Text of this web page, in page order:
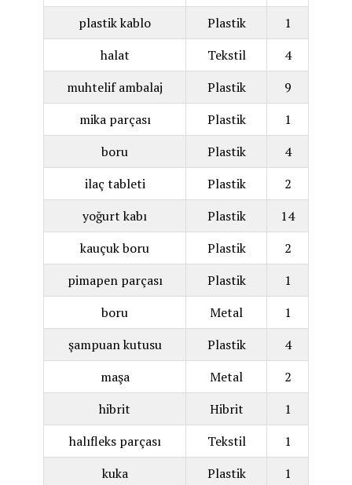
plastik kablo
Plastik
1
halat
Tekstil
4
muhtelif ambalaj
Plastik
9
mika parçası
Plastik
1
boru
Plastik
4
ilaç tableti
Plastik
2
yoğurt kabı
Plastik
14
kauçuk boru
Plastik
2
pimapen parçası
Plastik
1
boru
Metal
1
şampuan kutusu
Plastik
4
maşa
Metal
2
hibrit
Hibrit
1
halıfleks parçası
Tekstil
1
kuka
Plastik
1